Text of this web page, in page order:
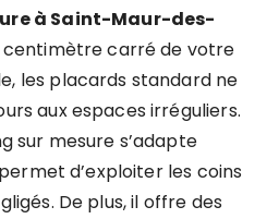
à Saint-Maur-des-
centimètre carré de votre
les placards standard ne
aux espaces irréguliers.
sur mesure s’adapte
d’exploiter les coins
De plus, il offre des